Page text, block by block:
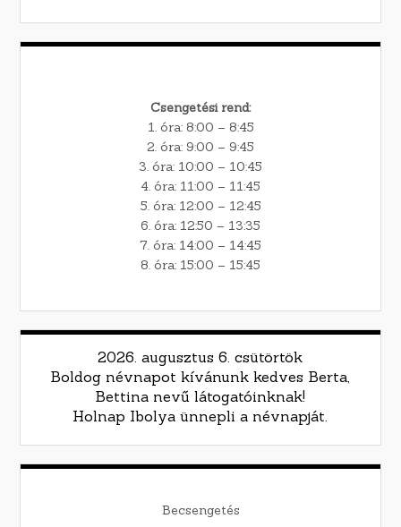
Csengetési rend:
1. óra: 8:00 – 8:45
2. óra: 9:00 – 9:45
3. óra: 10:00 – 10:45
4. óra: 11:00 – 11:45
5. óra: 12:00 – 12:45
6. óra: 12:50 – 13:35
7. óra: 14:00 – 14:45
8. óra: 15:00 – 15:45
2026. augusztus 6. csütörtök
Boldog névnapot kívánunk kedves Berta,
Bettina nevű látogatóinknak!
Holnap Ibolya ünnepli a névnapját.
Becsengetés